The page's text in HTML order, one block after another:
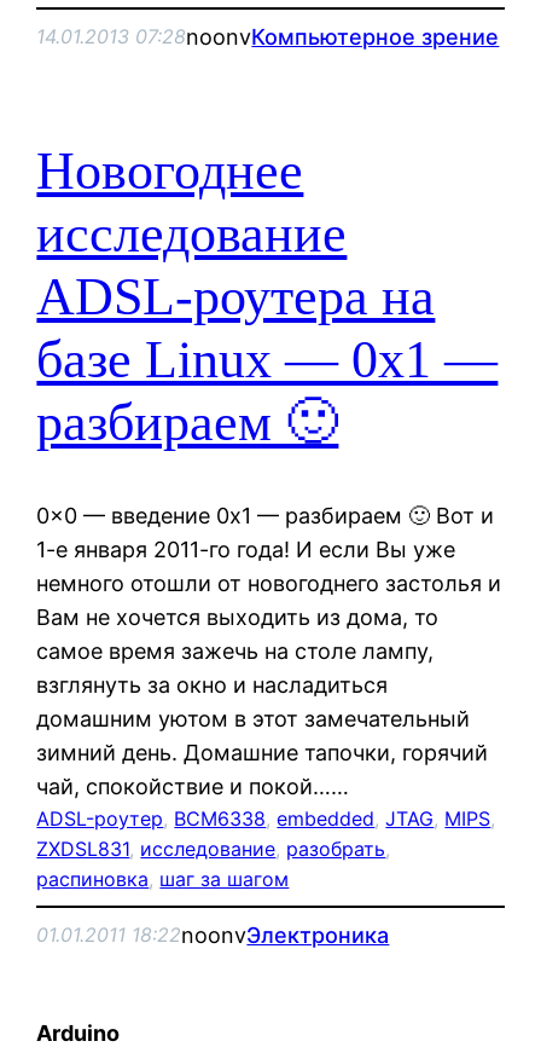
14.01.2013 07:28noonvКомпьютерное зрение
Новогоднее
исследование
ADSL-роутера на
базе Linux — 0x1 —
разбираем 🙂
0x0 — введение 0x1 — разбираем 🙂 Вот и
1-е января 2011-го года! И если Вы уже
немного отошли от новогоднего застолья и
Вам не хочется выходить из дома, то
самое время зажечь на столе лампу,
взглянуть за окно и насладиться
домашним уютом в этот замечательный
зимний день. Домашние тапочки, горячий
чай, спокойствие и покой……
ADSL-роутер, BCM6338, embedded, JTAG, MIPS
ZXDSL831, исследование, разобрать
распиновка, шаг за шагом
01.01.2011 18:22noonvЭлектроника
Arduino